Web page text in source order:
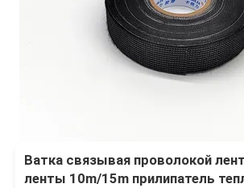
Ватка связывая проволокой
ленты 10m/15m прилипатель